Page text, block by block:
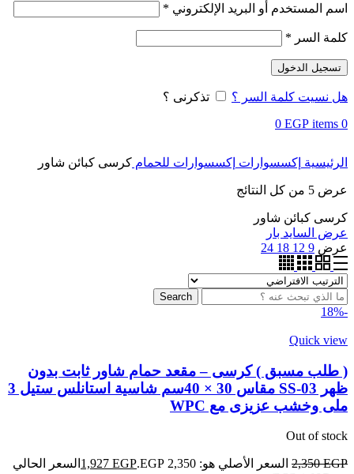
اسم المستخدم أو البريد الإلكتروني *
كلمة السر *
تسجيل الدخول
هل نسيت كلمة السر ؟
تذكرنى ؟
0
items
0 EGP
الرئيسية إكسسوارات إكسسوارات للحمام كرسى كبائن شاور
عرض ⁦5⁩ من كل النتائج
كرسى كبائن شاور
عرض السايد بار
عرض 9
12
18
24
Search
-18%
Quick view
( طلب مسبق ) كرسى – مقعد حمام شاور ثابت بدون
ظهر SS-03 مقاس 30 × 40سم شاسية استانلس ستيل 3
ملى وخشب عزيزى مع WPC
Out of stock
2,350EGP السعر الأصلي هو: 2,350 EGP. 1,927 EGP
السعر الحالي